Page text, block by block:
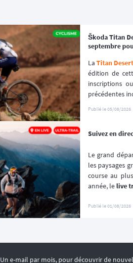
Škoda Titan
septembre
La Titan
édition de
inscriptions
précédentes
Publié le05/08/2026
Suivez en
Le grand
les paysages
course au
année, le live
Publié le01/08/2026
Un e-mail par mois, pour découvrir de